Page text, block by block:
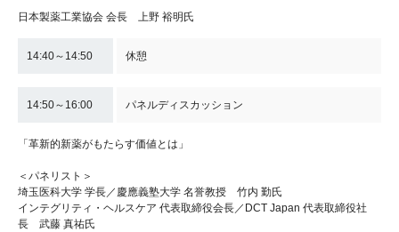
日本製薬工業協会 会長 上野 裕明氏
14:40～14:50 休憩
14:50～16:00 パネルディスカッション
「革新的新薬がもたらす価値とは」
＜パネリスト＞
埼玉医科大学 学長／慶應義塾大学 名誉教授 竹内 勤氏
インテグリティ・ヘルスケア 代表取締役会長／DCT Japan 代表取締役社
長 武藤 真祐氏